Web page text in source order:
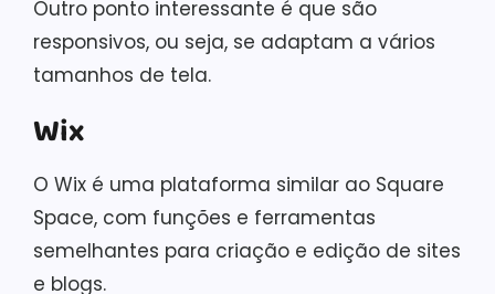
Outro ponto interessante é que são
responsivos, ou seja, se adaptam a vários
tamanhos de tela.
Wix
O Wix é uma plataforma similar ao Square
Space, com funções e ferramentas
semelhantes para criação e edição de sites
e blogs.